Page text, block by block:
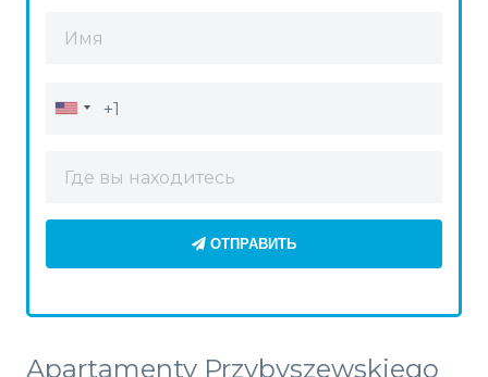
ОТПРАВИТЬ
Apartamenty Przybyszewskiego